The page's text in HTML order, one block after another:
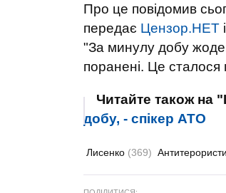
Про це повідомив
передає Цензор.НЕТ
"За минулу добу
поранені. Це сталося
Читайте також на
добу, - спікер АТО
Лисенко (369)